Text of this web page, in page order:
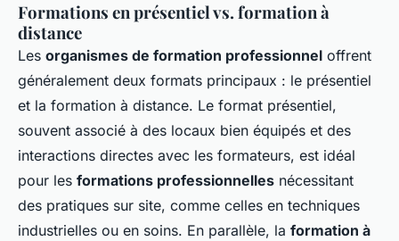
Formations en présentiel vs. formation à
distance
Les organismes de formation professionnel offrent
généralement deux formats principaux : le présentiel
et la formation à distance. Le format présentiel,
souvent associé à des locaux bien équipés et des
interactions directes avec les formateurs, est idéal
pour les formations professionnelles nécessitant
des pratiques sur site, comme celles en techniques
industrielles ou en soins. En parallèle, la formation à